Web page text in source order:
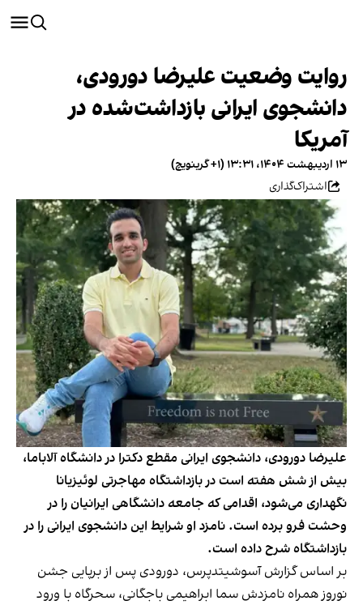
روایت وضعیت علیرضا دورودی،
دانشجوی ایرانی بازداشت‌شده در
آمریکا
۱۳ اردیبهشت ۱۴۰۴، ۱۳:۳۱ (‎+۱ گرینویچ)
اشتراک‌گذاری
علیرضا دورودی، دانشجوی ایرانی مقطع دکترا در دانشگاه آلاباما،
بیش از شش هفته است در بازداشتگاه مهاجرتی لوئیزیانا
نگهداری می‌شود، اقدامی که جامعه دانشگاهی ایرانیان را در
وحشت فرو برده‌ است. نامزد او شرایط این دانشجوی ایرانی را در
بازداشتگاه شرح داده است.
بر اساس گزارش آسوشیتدپرس، دورودی پس از برپایی جشن
نوروز همراه نامزدش سما ابراهیمی باجگانی، سحرگاه با ورود